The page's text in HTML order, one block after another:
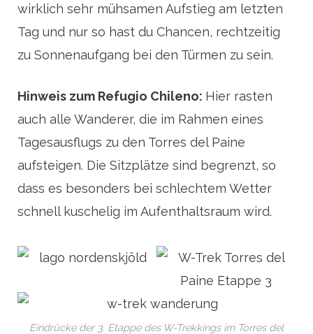
wirklich sehr mühsamen Aufstieg am letzten
Tag und nur so hast du Chancen, rechtzeitig
zu Sonnenaufgang bei den Türmen zu sein.
Hinweis zum Refugio Chileno: Hier rasten
auch alle Wanderer, die im Rahmen eines
Tagesausflugs zu den Torres del Paine
aufsteigen. Die Sitzplätze sind begrenzt, so
dass es besonders bei schlechtem Wetter
schnell kuschelig im Aufenthaltsraum wird.
Eindrücke der 3. Etappe des W-Trekkings im Torres del